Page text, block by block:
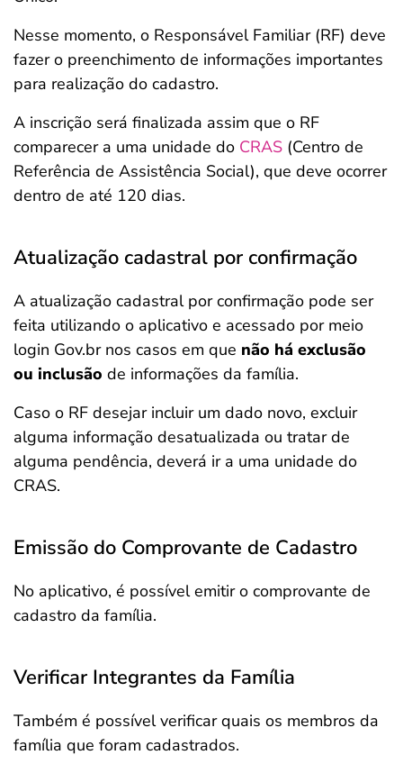
Nesse momento, o Responsável Familiar (RF) deve
fazer o preenchimento de informações importantes
para realização do cadastro.
A inscrição será finalizada assim que o RF
comparecer a uma unidade do CRAS (Centro de
Referência de Assistência Social), que deve ocorrer
dentro de até 120 dias.
Atualização cadastral por confirmação
A atualização cadastral por confirmação pode ser
feita utilizando o aplicativo e acessado por meio
login Gov.br nos casos em que não há exclusão
ou inclusão de informações da família.
Caso o RF desejar incluir um dado novo, excluir
alguma informação desatualizada ou tratar de
alguma pendência, deverá ir a uma unidade do
CRAS.
Emissão do Comprovante de Cadastro
No aplicativo, é possível emitir o comprovante de
cadastro da família.
Verificar Integrantes da Família
Também é possível verificar quais os membros da
família que foram cadastrados.